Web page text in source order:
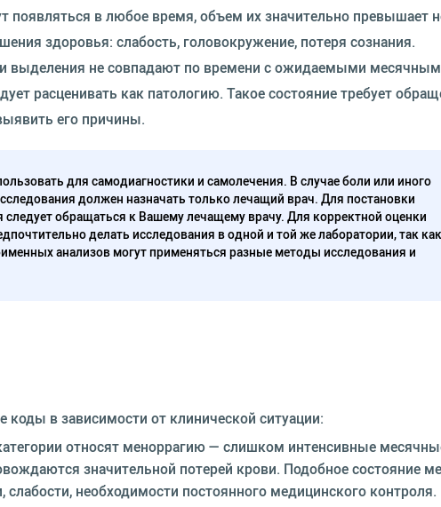
в любое время, объем их значительно превышает
здоровья: слабость, головокружение, потеря сознания.
выделения не совпадают по времени с ожидаемыми
расценивать как патологию. Такое состояние требует
его причины.
для самодиагностики и самолечения. В случае боли или иного
должен назначать только лечащий врач. Для постановки
следует обращаться к Вашему лечащему врачу. Для корректной оценки
делать исследования в одной и той же лаборатории, так
анализов могут применяться разные методы исследования и
в зависимости от клинической ситуации:
относят меноррагию — слишком интенсивные
значительной потерей крови. Подобное состояние
необходимости постоянного медицинского контроля.